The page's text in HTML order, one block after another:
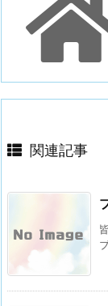
関連記事